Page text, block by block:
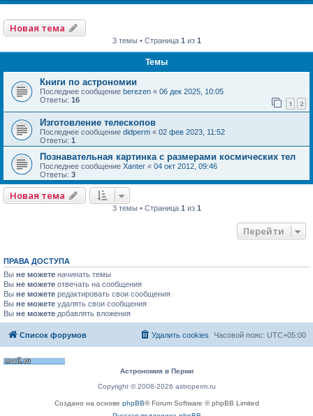
Новая тема
3 темы • Страница 1 из 1
Темы
Книги по астрономии
Последнее сообщение berezen « 06 дек 2025, 10:05
Ответы: 16 1 2
Изготовление телескопов
Последнее сообщение didperm « 02 фев 2023, 11:52
Ответы: 1
Познавательная картинка с размерами космических тел
Последнее сообщение Xanter « 04 окт 2012, 09:46
Ответы: 3
Новая тема
3 темы • Страница 1 из 1
Перейти
ПРАВА ДОСТУПА
Вы не можете начинать темы
Вы не можете отвечать на сообщения
Вы не можете редактировать свои сообщения
Вы не можете удалять свои сообщения
Вы не можете добавлять вложения
Список форумов Часовой пояс: UTC+05:00
Удалить cookies
Астрономия в Перми
Copyright © 2008-2026 astroperm.ru
Создано на основе phpBB® Forum Software © phpBB Limited